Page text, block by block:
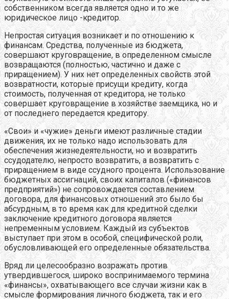
собственником всегда является одно и то же
юридическое лицо -кредитор.
Непростая ситуация возникает и по отношению к
финансам. Средства, полученные из бюджета,
совершают круговращение, в определенном смысле
возвращаются (полностью, частично и даже с
приращением). У них нет определенных свойств этой
возвратности, которые присущи кредиту, когда
стоимость, полученная от кредитора, не только
совершает круговращение в хозяйстве заемщика, но и
от последнего передается кредитору.
«Свои» и «чужие» деньги имеют различные стадии
движения, их не только надо использовать для
обеспечения жизнедеятельности, но и возвратить
ссудодателю, непросто возвратить, а возвратить с
приращением в виде ссудного процента. Использование
бюджетных ассигнаций, своих капиталов («финансов
предприятий») не сопровождается составлением
договора, для финансовых отношений это было бы
абсурдным, в то время как для кредитной сделки
заключение кредитного договора является
непременным условием. Каждый из субъектов
выступает при этом в особой, специфической роли,
обусловливающей его определенные обязательства.
Вряд ли целесообразно возражать против
утвердившегося, широко воспринимаемого термина
«финансы», охватывающего все случаи жизни как в
смысле формирования личного бюджета, так и его